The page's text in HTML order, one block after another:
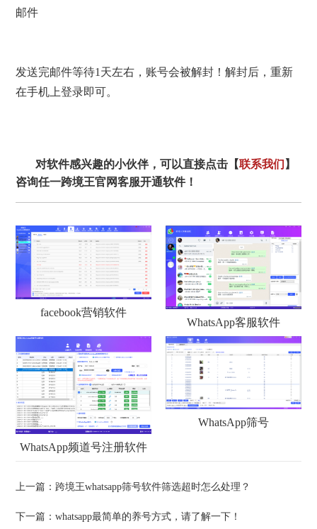
邮件
发送完邮件等待1天左右，账号会被解封！解封后，重新
在手机上登录即可。
对软件感兴趣的小伙伴，可以直接点击【联系我们 】
咨询任一跨境王官网客服开通软件！
facebook营销软件
WhatsApp客服软件
WhatsApp频道号注册软件
WhatsApp筛号
上一篇：跨境王whatsapp筛号软件筛选超时怎么处理？
下一篇：whatsapp最简单的养号方式，请了解一下！